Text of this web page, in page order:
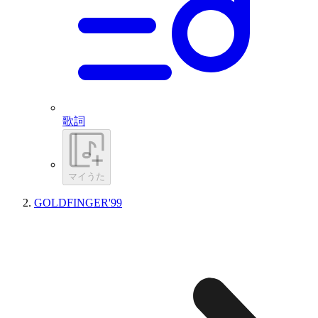
歌詞
マイうた
GOLDFINGER'99